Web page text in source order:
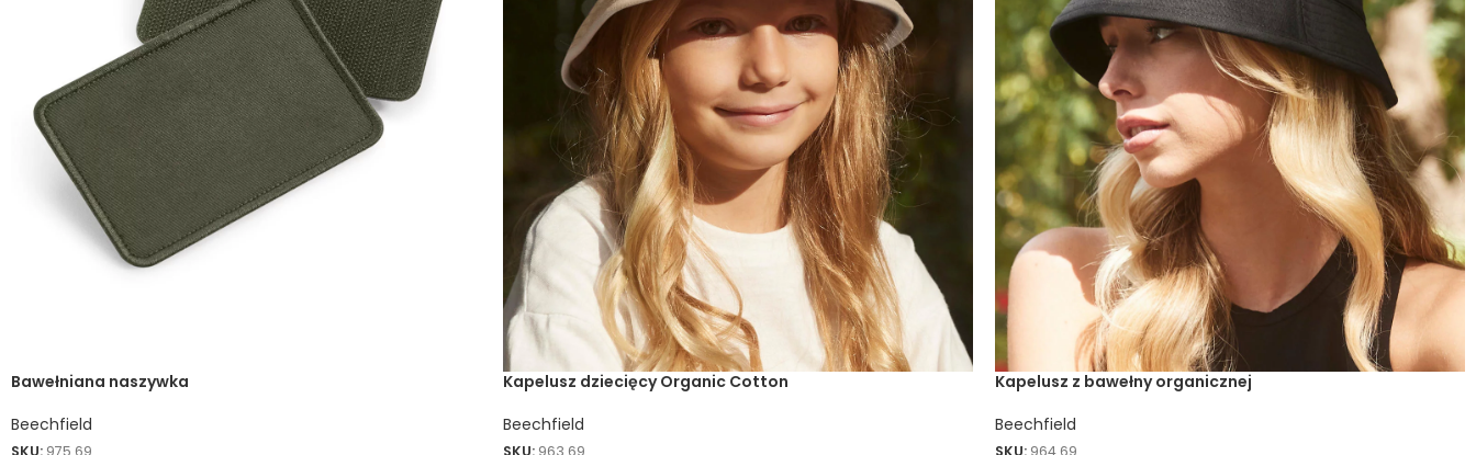
Bawełniana naszywka
Beechfield
SKU: 975.69
Kapelusz dziecięcy Organic Cotton
Beechfield
SKU: 963.69
Kapelusz z bawełny organicznej
Beechfield
SKU: 964.69